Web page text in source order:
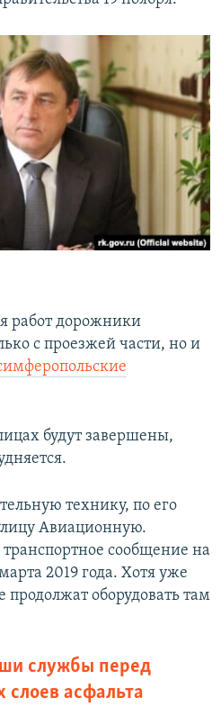
работ дорожники
с проезжей части, но и
будут завершены,
технику, по его
Авиационную.
сообщение на
2019 года. Хотя уже
продолжат оборудовать там
службы перед
слоев асфальта